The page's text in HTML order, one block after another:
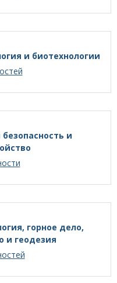
и биотехнологии
и
горное дело,
и геодезия